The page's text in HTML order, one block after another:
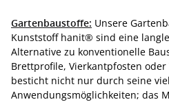
Gartenbaustoffe: Unsere
Kunststoff hanit® sind eine
Alternative zu konventionelle
Brettprofile, Vierkantpfosten
besticht nicht nur durch seine
Anwendungsmöglichkeiten; das